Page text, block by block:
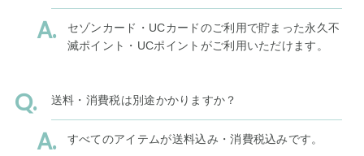
セゾンカード・UCカードのご利用で貯まった永久不
滅ポイント・UCポイントがご利用いただけます。
送料・消費税は別途かかりますか？
すべてのアイテムが送料込み・消費税込みです。